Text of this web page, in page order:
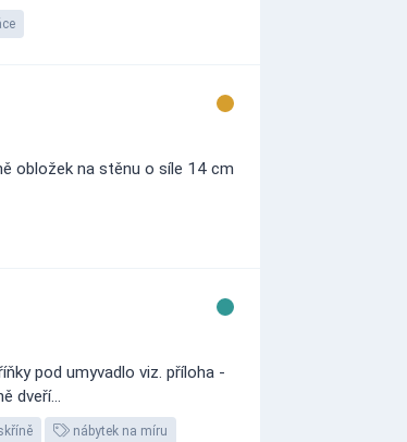
obložek na stěnu o síle 14 cm
pod umyvadlo viz. příloha -
dveří...
nábytek na míru